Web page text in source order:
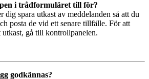
i trådformuläret till för?
dig spara utkast av meddelanden så att du
posta de vid ett senare tillfälle. För att
utkast, gå till kontrollpanelen.
godkännas?